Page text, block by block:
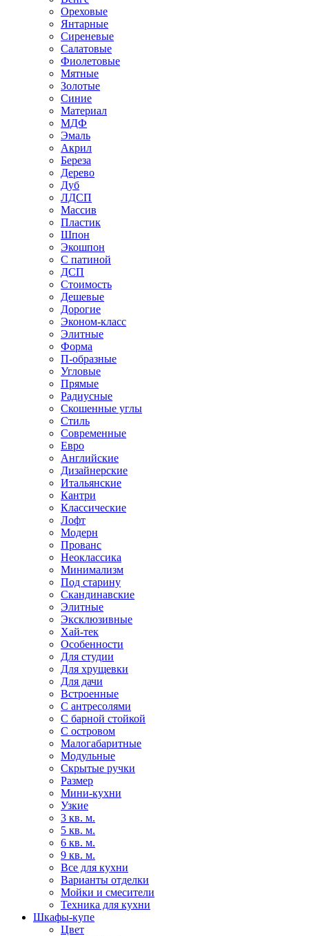
Ореховые
Янтарные
Сиреневые
Салатовые
Фиолетовые
Мятные
Золотые
Синие
Материал
МДФ
Эмаль
Акрил
Береза
Дерево
Дуб
ЛДСП
Массив
Пластик
Шпон
Экошпон
С патиной
ДСП
Стоимость
Дешевые
Дорогие
Эконом-класс
Элитные
Форма
П-образные
Угловые
Прямые
Радиусные
Скошенные углы
Стиль
Современные
Евро
Английские
Дизайнерские
Итальянские
Кантри
Классические
Лофт
Модерн
Прованс
Неоклассика
Минимализм
Под старину
Скандинавские
Элитные
Эксклюзивные
Хай-тек
Особенности
Для студии
Для хрущевки
Для дачи
Встроенные
С антресолями
С барной стойкой
С островом
Малогабаритные
Модульные
Скрытые ручки
Размер
Мини-кухни
Узкие
3 кв. м.
5 кв. м.
6 кв. м.
9 кв. м.
Все для кухни
Варианты отделки
Мойки и смесители
Техника для кухни
Шкафы-купе
Цвет